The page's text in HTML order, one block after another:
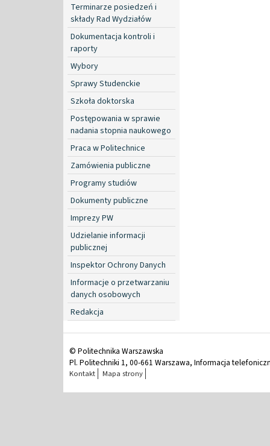
Terminarze posiedzeń i
składy Rad Wydziałów
Dokumentacja kontroli i
raporty
Wybory
Sprawy Studenckie
Szkoła doktorska
Postępowania w sprawie
nadania stopnia naukowego
Praca w Politechnice
Zamówienia publiczne
Programy studiów
Dokumenty publiczne
Imprezy PW
Udzielanie informacji
publicznej
Inspektor Ochrony Danych
Informacje o przetwarzaniu
danych osobowych
Redakcja
© Politechnika Warszawska
Pl. Politechniki 1, 00-661 Warszawa, Informacja
Kontakt Mapa strony